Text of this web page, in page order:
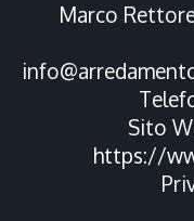
Marco
Sito
https://